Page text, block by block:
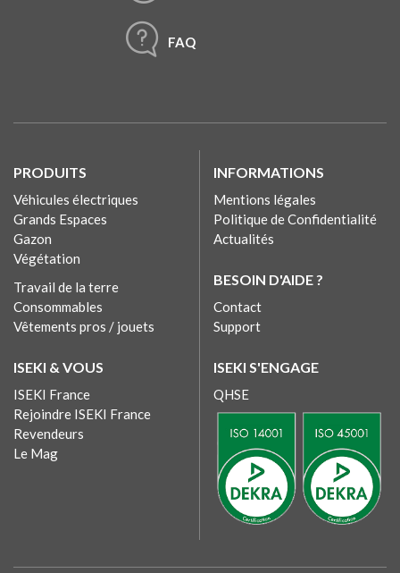
FAQ
PRODUITS
Véhicules électriques
Grands Espaces
Gazon
Végétation
Travail de la terre
Consommables
Vêtements pros / jouets
ISEKI & VOUS
ISEKI France
Rejoindre ISEKI France
Revendeurs
Le Mag
INFORMATIONS
Mentions légales
Politique de Confidentialité
Actualités
BESOIN D'AIDE ?
Contact
Support
ISEKI S'ENGAGE
QHSE